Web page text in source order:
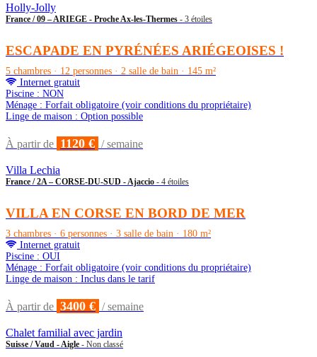
Holly-Jolly
France / 09 – ARIEGE - Proche Ax-les-Thermes - 3 étoiles
ESCAPADE EN PYRÉNÉES ARIÉGEOISES !
5 chambres · 12 personnes · 2 salle de bain · 145 m²
Internet gratuit
Piscine : NON
Ménage : Forfait obligatoire (voir conditions du propriétaire)
Linge de maison : Option possible
À partir de 1120 € / semaine
Villa Lechia
France / 2A – CORSE-DU-SUD - Ajaccio - 4 étoiles
VILLA EN CORSE EN BORD DE MER
3 chambres · 6 personnes · 3 salle de bain · 180 m²
Internet gratuit
Piscine : OUI
Ménage : Forfait obligatoire (voir conditions du propriétaire)
Linge de maison : Inclus dans le tarif
À partir de 3400 € / semaine
Chalet familial avec jardin
Suisse / Vaud - Aigle - Non classé